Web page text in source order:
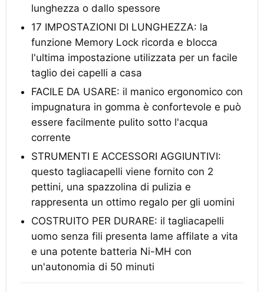
lunghezza o dallo spessore
17 IMPOSTAZIONI DI LUNGHEZZA: la
funzione Memory Lock ricorda e blocca
l'ultima impostazione utilizzata per un facile
taglio dei capelli a casa
FACILE DA USARE: il manico ergonomico con
impugnatura in gomma è confortevole e può
essere facilmente pulito sotto l'acqua
corrente
STRUMENTI E ACCESSORI AGGIUNTIVI:
questo tagliacapelli viene fornito con 2
pettini, una spazzolina di pulizia e
rappresenta un ottimo regalo per gli uomini
COSTRUITO PER DURARE: il tagliacapelli
uomo senza fili presenta lame affilate a vita
e una potente batteria Ni-MH con
un'autonomia di 50 minuti